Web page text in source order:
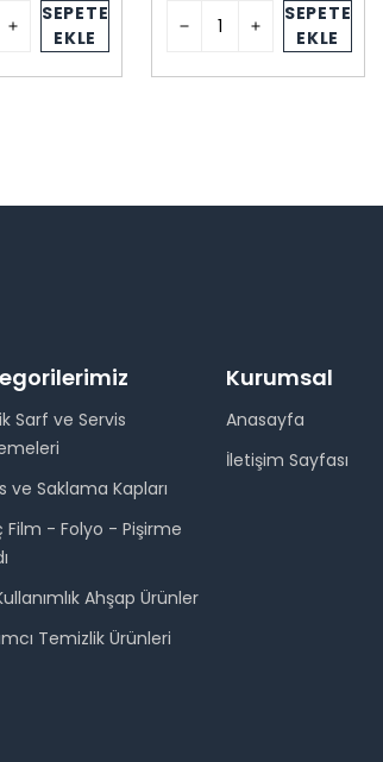
SEPETE
EKLE
SEPETE
EKLE
Sarf ve Servis
ve Saklama Kapları
Film - Folyo - Pişirme
Ahşap Ürünler
Temizlik Ürünleri
Kurumsal
Anasayfa
İletişim Sayfası